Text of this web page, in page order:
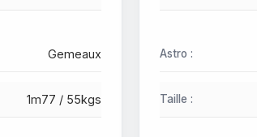
Gemeaux
1m77 / 55kgs
Astro :
Taille :